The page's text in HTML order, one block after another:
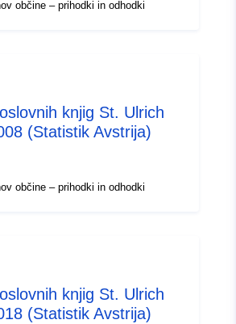
občine – prihodki in odhodki
knjig St. Ulrich
(Statistik Avstrija)
občine – prihodki in odhodki
knjig St. Ulrich
(Statistik Avstrija)